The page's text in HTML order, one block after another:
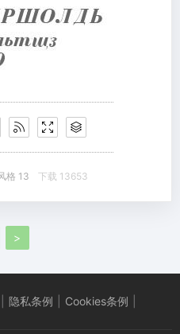
格 13 下载 13653
>
隐私条例 Cookies条例